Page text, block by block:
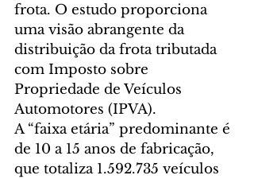
frota. O estudo proporciona
uma visão abrangente da
distribuição da frota tributada
com Imposto sobre
Propriedade de Veículos
Automotores (IPVA).
A “faixa etária” predominante é
de 10 a 15 anos de fabricação,
que totaliza 1.592.735 veículos